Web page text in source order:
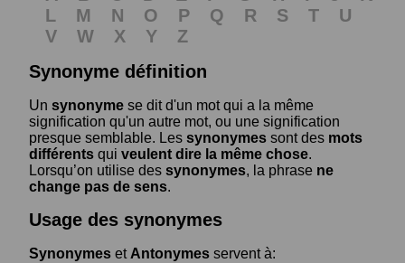
L
M N O P Q R S T
U
V
W X Y
Z
Synonyme définition
Un synonyme se dit d'un mot qui a la même
signification qu'un autre mot, ou une signification
presque semblable. Les synonymes sont des mots
différents qui veulent dire la même chose.
Lorsqu’on utilise des synonymes, la phrase ne
change pas de sens.
Usage des synonymes
Synonymes et Antonymes servent à: